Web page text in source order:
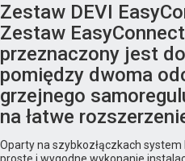
Zestaw DEVI
Zestaw EasyConnect
przeznaczony jest
pomiędzy dwoma
grzejnego
na łatwe
Oparty na szybkozłączkach system